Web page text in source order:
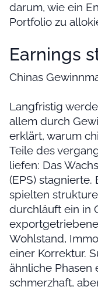
darum, wie ein
Portfolio zu
Earnings
Chinas
Langfristig
allem durch
erklärt, warum
Teile des
liefen: Das
(EPS) stagnierte.
spielten
durchläuft ein in
Wohlstand,
einer Korrektur.
ähnliche Phasen
schmerzhaft,